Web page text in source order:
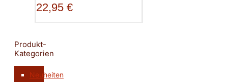
22,95 €
Produkt-
Kategorien
Neuheiten